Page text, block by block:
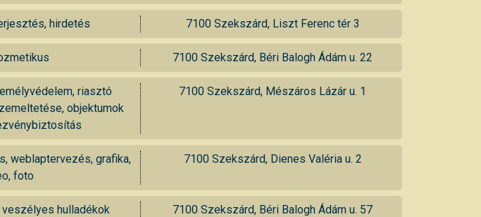
hirdetés 7100 Szekszárd, Liszt Ferenc tér 3
7100 Szekszárd, Béri Balogh Ádám u. 22
riasztó
objektumok
7100 Szekszárd, Mészáros Lázár u. 1
weblaptervezés, grafika,
foto
7100 Szekszárd, Dienes Valéria u. 2
hulladékok
7100 Szekszárd, Béri Balogh Ádám u. 57